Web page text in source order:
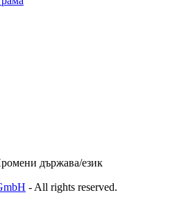
държава/език
- All rights reserved.